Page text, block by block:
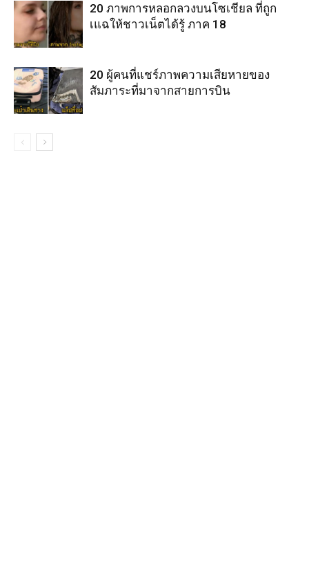
20 ภาพการหลอกลวงบนโซเชียล ที่ถูก
เแฉให้ชาวเน็ตได้รู้ ภาค 18
20 ผู้คนที่แชร์ภาพความเสียหายของ
สัมภาระที่มาจากสายการบิน